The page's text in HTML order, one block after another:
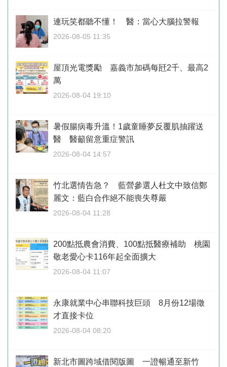
連玩笑都聽不懂！ 醫：當心大腦拉警報
2026-08-05 11:35
屋頂光電獎勵 嘉義市加碼每瓩2千、最高2
萬
2026-08-04 19:10
暑假腸病毒升溫！1歲童睡夢反覆肌抽躍送
醫 醫籲留意重症警訊
2026-08-04 14:57
竹北選情告急？ 藍營參選人杜文中致信鄭
麗文：藍白合作絕不能喪失尊嚴
2026-08-04 11:28
200點抵農會消費、100點抵醫療補助 桃園
敬老愛心卡116年起全面擴大
2026-08-04 11:07
永康就業中心串聯科技巨頭 8月份12場徵
才直接卡位
2026-08-04 08:20
新北市圖跨域借閱版圖 一證暢通至新竹